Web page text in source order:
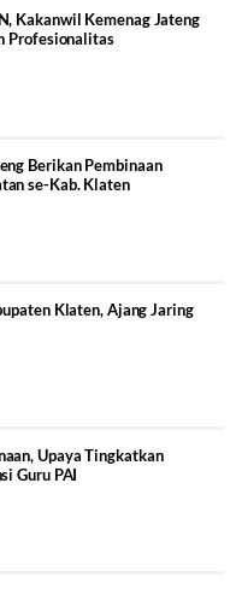
Kakanwil Kemenag Jateng
Profesionalitas
Berikan Pembinaan
se-Kab. Klaten
Klaten, Ajang Jaring
Upaya Tingkatkan
Guru PAI